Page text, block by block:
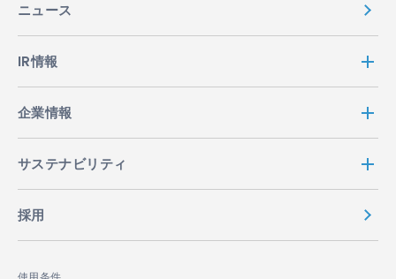
ニュース
IR情報
企業情報
サステナビリティ
採用